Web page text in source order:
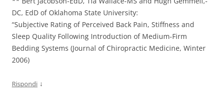
DC, EdD of Oklahoma State University:
“Subjective Rating of Perceived Back Pain, Stiffness and
Sleep Quality Following Introduction of Medium-Firm
Bedding Systems (Journal of Chiropractic Medicine, Winter
2006)
Rispondi ↓